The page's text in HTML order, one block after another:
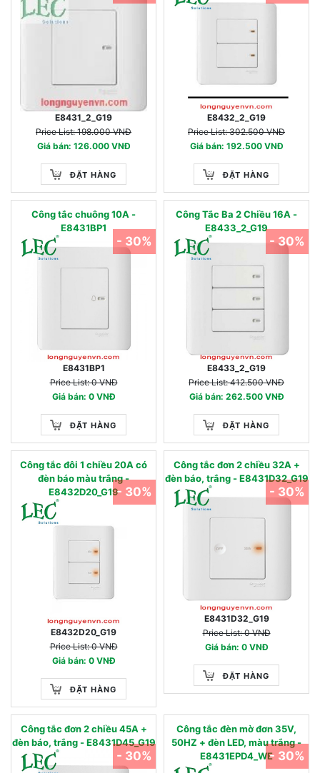
E8431_2_G19
Price List: 198.000 VNĐ
Giá bán: 126.000 VNĐ
ĐẶT HÀNG
E8432_2_G19
Price List: 302.500 VNĐ
Giá bán: 192.500 VNĐ
ĐẶT HÀNG
Công tắc chuông 10A -
E8431BP1
E8431BP1
Price List: 0 VNĐ
Giá bán: 0 VNĐ
ĐẶT HÀNG
- 30%
Công Tắc Ba 2 Chiều 16A -
E8433_2_G19
E8433_2_G19
Price List: 412.500 VNĐ
Giá bán: 262.500 VNĐ
ĐẶT HÀNG
- 30%
Công tắc đôi 1 chiều 20A có
đèn báo màu trắng -
E8432D20_G19
E8432D20_G19
Price List: 0 VNĐ
Giá bán: 0 VNĐ
ĐẶT HÀNG
- 30%
Công tắc đơn 2 chiều 32A +
đèn báo, trắng - E8431D32_G19
E8431D32_G19
Price List: 0 VNĐ
Giá bán: 0 VNĐ
ĐẶT HÀNG
- 30%
Công tắc đơn 2 chiều 45A +
đèn báo, trắng - E8431D45_G19
- 30%
Công tắc đèn mờ đơn 35V,
50HZ + đèn LED, màu trắng -
E8431EPD4_WE- 30%